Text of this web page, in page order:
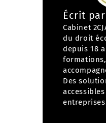
Écrit par
Cabinet
du droit
depuis 18
formations,
Des